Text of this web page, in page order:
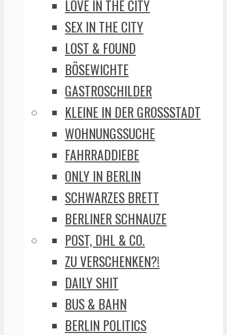
LOVE IN THE CITY
SEX IN THE CITY
LOST & FOUND
BÖSEWICHTE
GASTROSCHILDER
KLEINE IN DER GROSSSTADT
WOHNUNGSSUCHE
FAHRRADDIEBE
ONLY IN BERLIN
SCHWARZES BRETT
BERLINER SCHNAUZE
POST, DHL & CO.
ZU VERSCHENKEN?!
DAILY SHIT
BUS & BAHN
BERLIN POLITICS